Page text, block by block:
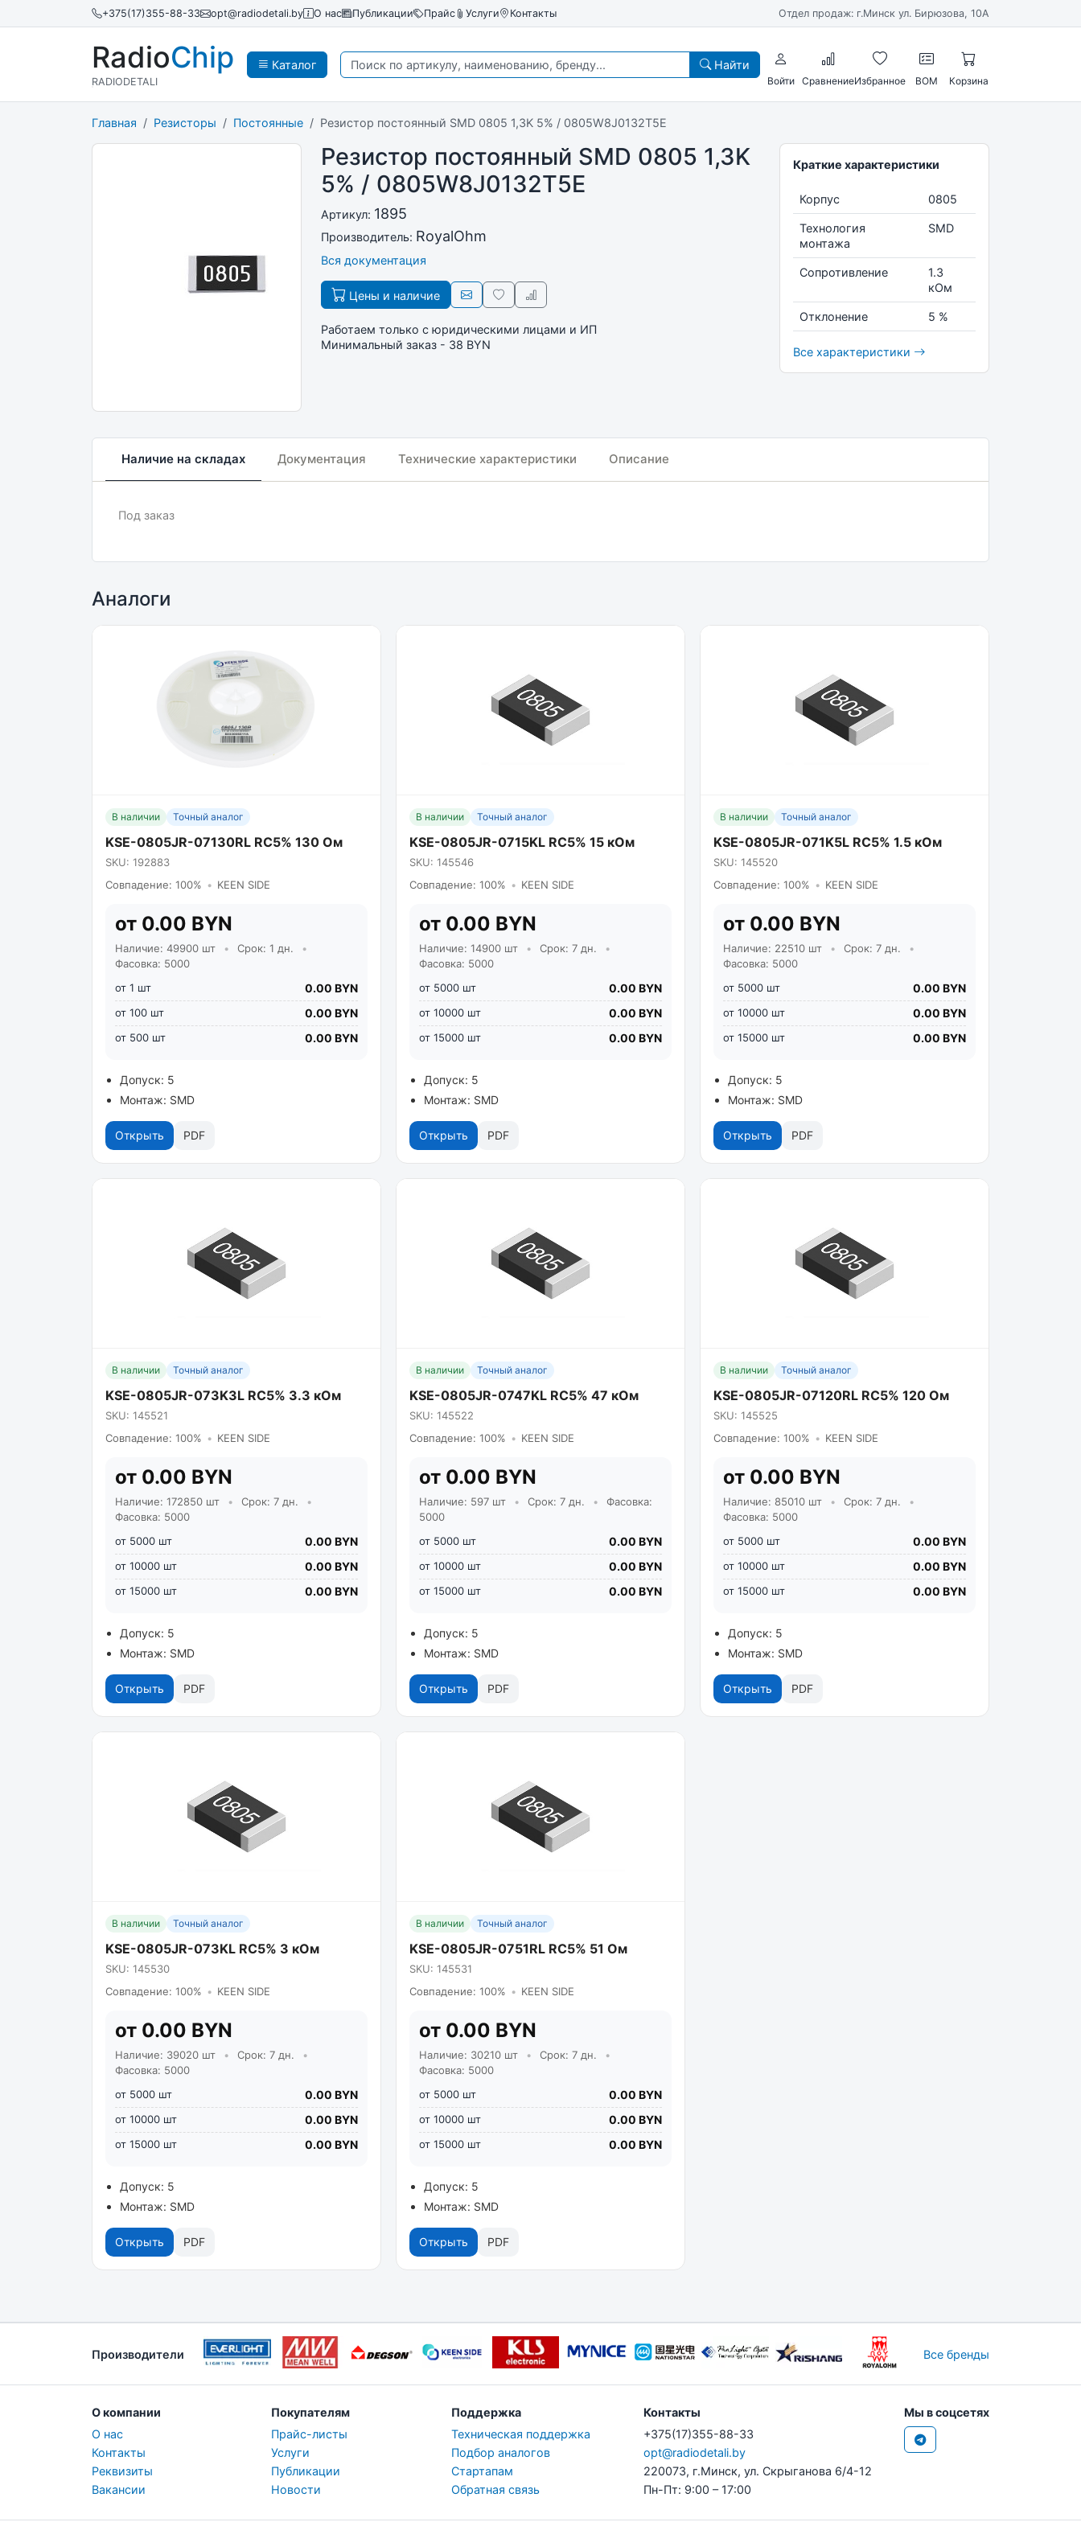
+375(17)355-88-33 opt@radiodetali.by О нас Публикации Прайс Услуги Контакты Отдел продаж: г.Минск ул. Бирюзова, 10А
Каталог
RadioChip
RADIODETALI
Найти
Войти СравнениеИзбранное BOM Корзина
Главная Резисторы Постоянные Резистор постоянный SMD 0805 1,3K 5% / 0805W8J0132T5E
Резистор постоянный SMD 0805 1,3K
5% / 0805W8J0132T5E
Артикул: 1895
Производитель: RoyalOhm
Вся документация
Цены и наличие
Работаем только с юридическими лицами и ИП
Минимальный заказ - 38 BYN
Краткие характеристики
Корпус 0805
Технология
монтажа
SMD
Сопротивление
1.3
кОм
Отклонение 5 %
Все характеристики
Наличие на складах Документация Технические характеристики Описание
Под заказ
Аналоги
В наличии Точный аналог
KSE-0805JR-07130RL RC5% 130 Ом
SKU: 192883
Совпадение: 100% • KEEN SIDE
от 0.00 BYN
Наличие: 49900 шт • Срок: 1 дн.
•
Фасовка: 5000
от 1 шт
0.00 BYN
от 100 шт 0.00 BYN
от 500 шт 0.00 BYN
Допуск: 5
Монтаж: SMD
Открыть PDF
В наличии Точный аналог
KSE-0805JR-0715KL RC5% 15 кОм
SKU: 145546
Совпадение: 100% • KEEN SIDE
от 0.00 BYN
Наличие: 14900 шт • Срок: 7 дн.
•
Фасовка: 5000
от 5000 шт
0.00 BYN
от 10000 шт 0.00 BYN
от 15000 шт 0.00 BYN
Допуск: 5
Монтаж: SMD
Открыть PDF
В наличии Точный аналог
KSE-0805JR-071K5L RC5% 1.5 кОм
SKU: 145520
Совпадение: 100% • KEEN SIDE
от 0.00 BYN
Наличие: 22510 шт • Срок: 7 дн.
•
Фасовка: 5000
от 5000 шт
0.00 BYN
от 10000 шт 0.00 BYN
от 15000 шт 0.00 BYN
Допуск: 5
Монтаж: SMD
Открыть PDF
В наличии Точный аналог
KSE-0805JR-073K3L RC5% 3.3 кОм
SKU: 145521
Совпадение: 100% • KEEN SIDE
от 0.00 BYN
Наличие: 172850 шт • Срок: 7 дн.
•
Фасовка: 5000
от 5000 шт
0.00 BYN
от 10000 шт 0.00 BYN
от 15000 шт 0.00 BYN
Допуск: 5
Монтаж: SMD
Открыть PDF
В наличии Точный аналог
KSE-0805JR-0747KL RC5% 47 кОм
SKU: 145522
Совпадение: 100% • KEEN SIDE
от 0.00 BYN
Наличие: 597 шт • Срок: 7 дн. •
Фасовка:
5000
от 5000 шт
0.00 BYN
от 10000 шт 0.00 BYN
от 15000 шт 0.00 BYN
Допуск: 5
Монтаж: SMD
Открыть PDF
В наличии Точный аналог
KSE-0805JR-07120RL RC5% 120 Ом
SKU: 145525
Совпадение: 100% • KEEN SIDE
от 0.00 BYN
Наличие: 85010 шт • Срок: 7 дн.
•
Фасовка: 5000
от 5000 шт
0.00 BYN
от 10000 шт 0.00 BYN
от 15000 шт 0.00 BYN
Допуск: 5
Монтаж: SMD
Открыть PDF
В наличии Точный аналог
KSE-0805JR-073KL RC5% 3 кОм
SKU: 145530
Совпадение: 100% • KEEN SIDE
от 0.00 BYN
Наличие: 39020 шт • Срок: 7 дн.
•
Фасовка: 5000
от 5000 шт
0.00 BYN
от 10000 шт 0.00 BYN
от 15000 шт 0.00 BYN
Допуск: 5
Монтаж: SMD
Открыть PDF
В наличии Точный аналог
KSE-0805JR-0751RL RC5% 51 Ом
SKU: 145531
Совпадение: 100% • KEEN SIDE
от 0.00 BYN
Наличие: 30210 шт • Срок: 7 дн.
•
Фасовка: 5000
от 5000 шт
0.00 BYN
от 10000 шт 0.00 BYN
от 15000 шт 0.00 BYN
Допуск: 5
Монтаж: SMD
Открыть PDF
Производители Все бренды
О компании
О нас
Контакты
Реквизиты
Вакансии
Покупателям
Прайс-листы
Услуги
Публикации
Новости
Поддержка
Техническая поддержка
Подбор аналогов
Стартапам
Обратная связь
Контакты
+375(17)355-88-33
opt@radiodetali.by
220073, г.Минск, ул. Скрыганова 6/4-12
Пн-Пт: 9:00 – 17:00
Мы в соцсетях